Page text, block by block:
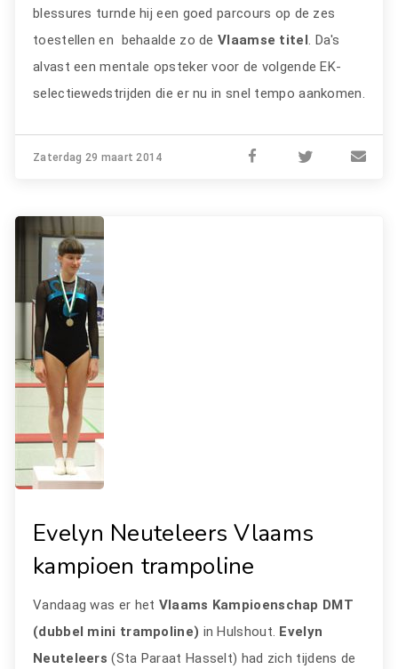
blessures turnde hij een goed parcours op de zes
toestellen en behaalde zo deVlaamse titel. Da's
alvast een mentale opsteker voor de volgende EK-
selectiewedstrijden die er nu in snel tempo aankomen.
Zaterdag 29 maart 2014
Evelyn Neuteleers Vlaams
kampioen trampoline
Vandaag was er het Vlaams Kampioenschap DMT
(dubbel mini trampoline) in Hulshout. Evelyn
Neuteleers(Sta Paraat Hasselt) had zich tijdens de